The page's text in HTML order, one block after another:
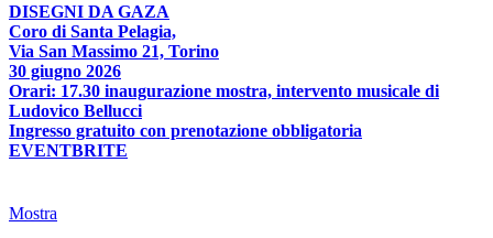
DISEGNI DA GAZA
Coro di Santa Pelagia,
Via San Massimo 21, Torino
30 giugno 2026
Orari: 17.30 inaugurazione mostra, intervento musicale di
Ludovico Bellucci
Ingresso gratuito con prenotazione obbligatoria
EVENTBRITE
Mostra